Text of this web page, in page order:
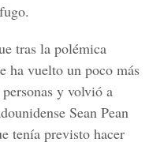
tras la polémica
ha vuelto un poco más
y volvió a
Sean Pean
tenía previsto hacer